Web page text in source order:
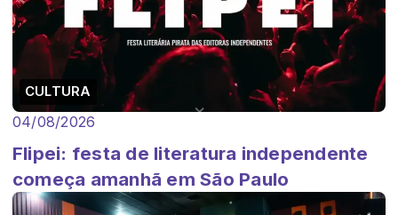
CULTURA
04/08/2026
Flipei: festa de literatura independente
começa amanhã em São Paulo